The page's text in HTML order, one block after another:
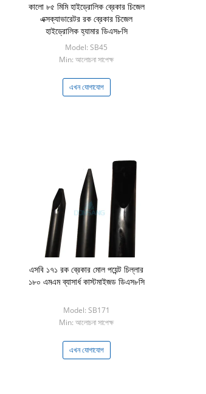
কালো ৮৫ মিমি হাইড্রোলিক ব্রেকার চিজেল
এক্সক্যাভারেটর রক ব্রেকার চিজেল
হাইড্রোলিক হ্যামার ডিএস৮সি
Model: SB45
Min: আলোচনা সাপেক্ষ
এখন যোগাযোগ
এসবি ১৭১ রক ব্রেকার মোল পয়েন্ট চিল্লার
১৮০ এমএম ব্যাসার্ধ কাস্টমাইজড ডিএস৮সি
Model: SB171
Min: আলোচনা সাপেক্ষ
এখন যোগাযোগ